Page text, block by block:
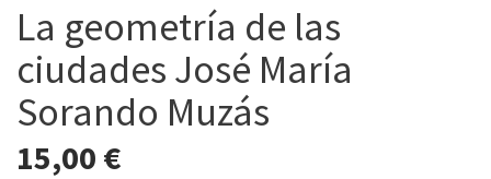
La geometría de las
ciudades José María
Sorando Muzás
15,00 €